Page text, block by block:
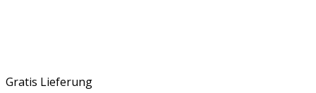
Gratis Lieferung